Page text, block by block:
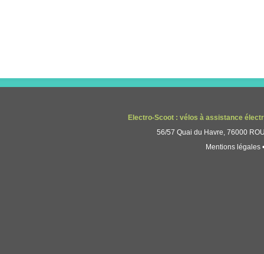
Electro-Scoot : vélos à assistance
56/57 Quai du Havre, 76000
Mentions légales